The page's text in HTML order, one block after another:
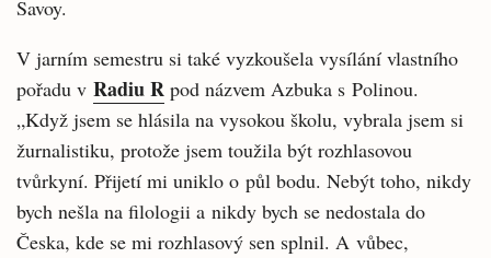
Savoy.
V jarním semestru si také vyzkoušela vysílání vlastního
pořadu v Radiu R pod názvem Azbuka s Polinou.
„Když jsem se hlásila na vysokou školu, vybrala jsem si
žurnalistiku, protože jsem toužila být rozhlasovou
tvůrkyní. Přijetí mi uniklo o půl bodu. Nebýt toho, nikdy
bych nešla na filologii a nikdy bych se nedostala do
Česka, kde se mi rozhlasový sen splnil. A vůbec,